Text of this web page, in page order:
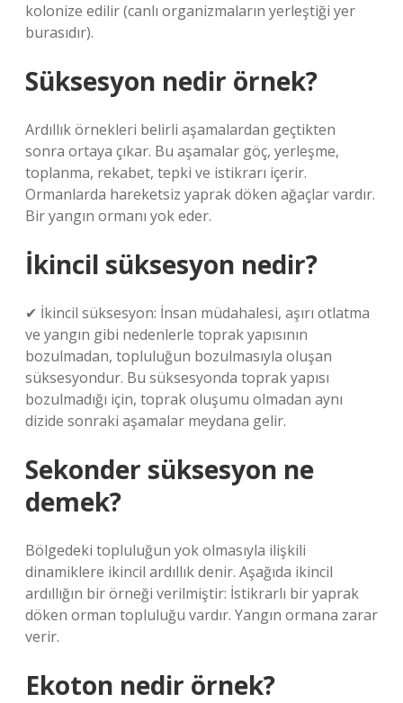
kolonize edilir (canlı organizmaların yerleştiği yer
burasıdır).
Süksesyon nedir örnek?
Ardıllık örnekleri belirli aşamalardan geçtikten
sonra ortaya çıkar. Bu aşamalar göç, yerleşme,
toplanma, rekabet, tepki ve istikrarı içerir.
Ormanlarda hareketsiz yaprak döken ağaçlar vardır.
Bir yangın ormanı yok eder.
İkincil süksesyon nedir?
✔ İkincil süksesyon: İnsan müdahalesi, aşırı otlatma
ve yangın gibi nedenlerle toprak yapısının
bozulmadan, topluluğun bozulmasıyla oluşan
süksesyondur. Bu süksesyonda toprak yapısı
bozulmadığı için, toprak oluşumu olmadan aynı
dizide sonraki aşamalar meydana gelir.
Sekonder süksesyon ne
demek?
Bölgedeki topluluğun yok olmasıyla ilişkili
dinamiklere ikincil ardıllık denir. Aşağıda ikincil
ardıllığın bir örneği verilmiştir: İstikrarlı bir yaprak
döken orman topluluğu vardır. Yangın ormana zarar
verir.
Ekoton nedir örnek?